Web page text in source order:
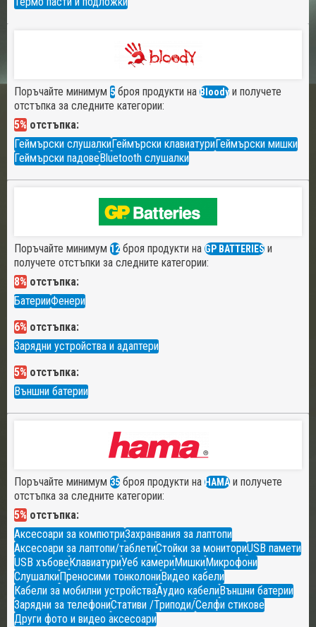
Поръчайте минимум 5 броя продукти на Bloody и получете
отстъпка за следните категории:
5% отстъпка:
Геймърски слушалкиГеймърски клавиатуриГеймърски мишки
Геймърски падовеBluetooth слушалки
Поръчайте минимум 12 броя продукти на GP BATTERIES и
получете отстъпки за следните категории:
8% отстъпка:
БатерииФенери
6% отстъпка:
Зарядни устройства и адаптери
5% отстъпка:
Външни батерии
Поръчайте минимум 35 броя продукти на HAMA и получете
отстъпка за следните категории:
5% отстъпка:
Аксесоари за компютриЗахранвания за лаптопи
Аксесоари за лаптопи/таблетиСтойки за мониториUSB памети
USB хъбовеКлавиатуриУеб камериМишкиМикрофони
СлушалкиПреносими тонколониВидео кабели
Кабели за мобилни устройстваАудио кабелиВъншни батерии
Зарядни за телефониСтативи /Триподи/Селфи стикове
Други фото и видео аксесоари